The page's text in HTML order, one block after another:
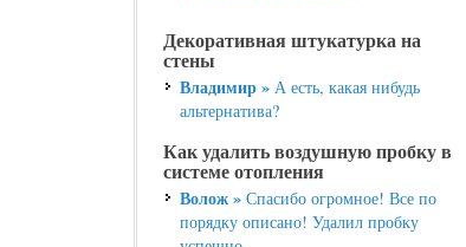
Декоративная штукатурка на
стены
Владимир »А есть, какая нибудь
альтернатива?
Как удалить воздушную пробку в
системе отопления
Волож »Спасибо огромное! Все по
порядку описано! Удалил пробку